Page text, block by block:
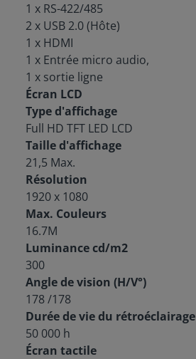
1 x RS-422/485
2 x USB 2.0 (Hôte)
1 x HDMI
1 x Entrée micro audio,
1 x sortie ligne
Écran LCD
Type d'affichage
Full HD TFT LED LCD
Taille d'affichage
21,5 Max.
Résolution
1920 x 1080
Max. Couleurs
16.7M
Luminance cd/m2
300
Angle de vision (H/V°)
178 /178
Durée de vie du rétroéclairage
50 000 h
Écran tactile